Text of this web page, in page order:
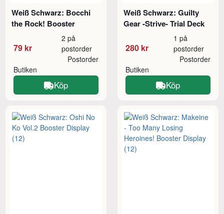
Weiß Schwarz: Bocchi
the Rock! Booster
79 kr
2 på
postorder
Butiken
Postorder
Köp
Weiß Schwarz: Guilty
Gear -Strive- Trial Deck
280 kr
1 på
postorder
Butiken
Postorder
Köp